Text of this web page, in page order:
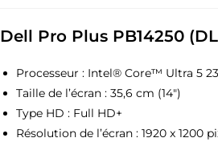
Dell Pro Plus PB14250
Processeur : Intel® Core™ Ultra 5
Taille de l’écran : 35,6 cm (14″)
Type HD : Full HD+
Résolution de l’écran : 1920 x 1200